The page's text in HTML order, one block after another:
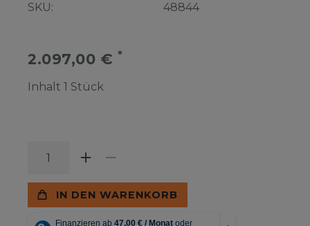
SKU:
48844
2.097,00 € *
Inhalt 1 Stück
IN DEN WARENKORB